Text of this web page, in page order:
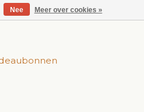
Nee Meer over cookies »